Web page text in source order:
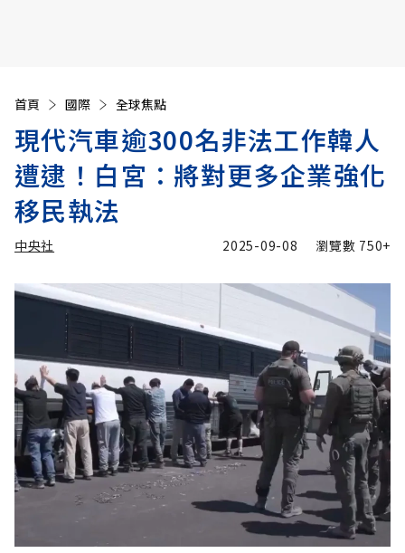
首頁 國際 全球焦點
現代汽車逾300名非法工作韓人
遭逮！白宮：將對更多企業強化
移民執法
中央社 2025-09-08 瀏覽數 750+